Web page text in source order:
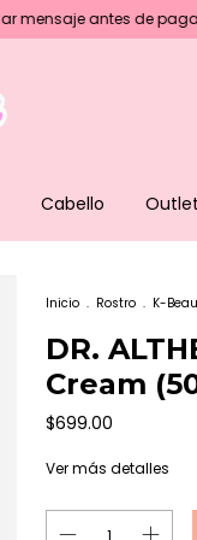
de pagar💖
Cabello Outlet
Inicio . Rostro . K-
DR.
Cream
$699.00
Ver más detalles